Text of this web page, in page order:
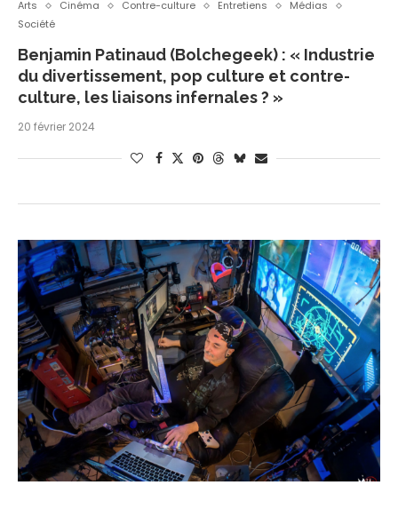
Arts Cinéma Contre-culture Entretiens
Médias
Société
Benjamin Patinaud (Bolchegeek) : « Industrie
du divertissement, pop culture et contre-
culture, les liaisons infernales ? »
20 février 2024